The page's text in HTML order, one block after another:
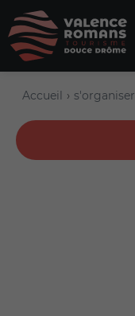
Accueil s'organiser